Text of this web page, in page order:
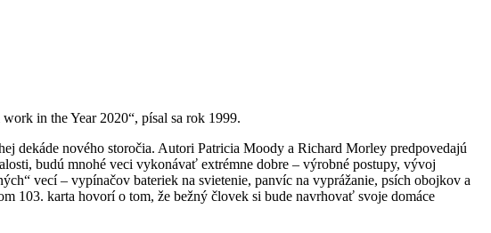
in the Year 2020“, písal sa rok 1999.
dekáde nového storočia. Autori Patricia Moody a Richard Morley predpovedajú
budú mnohé veci vykonávať extrémne dobre – výrobné postupy, vývoj
vecí – vypínačov bateriek na svietenie, panvíc na vyprážanie, psích obojkov a
103. karta hovorí o tom, že bežný človek si bude navrhovať svoje domáce